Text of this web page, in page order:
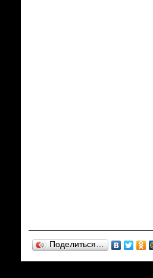
Поделиться…